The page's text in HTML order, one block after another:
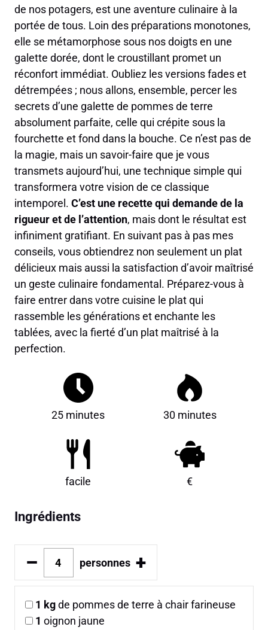
de nos potagers, est une aventure culinaire à la
portée de tous. Loin des préparations monotones,
elle se métamorphose sous nos doigts en une
galette dorée, dont le croustillant promet un
réconfort immédiat. Oubliez les versions fades et
détrempées ; nous allons, ensemble, percer les
secrets d’une galette de pommes de terre
absolument parfaite, celle qui crépite sous la
fourchette et fond dans la bouche. Ce n’est pas de
la magie, mais un savoir-faire que je vous
transmets aujourd’hui, une technique simple qui
transformera votre vision de ce classique
intemporel. C’est une recette qui demande de la
rigueur et de l’attention, mais dont le résultat est
infiniment gratifiant. En suivant pas à pas mes
conseils, vous obtiendrez non seulement un plat
délicieux mais aussi la satisfaction d’avoir maîtrisé
un geste culinaire fondamental. Préparez-vous à
faire entrer dans votre cuisine le plat qui
rassemble les générations et enchante les
tablées, avec la fierté d’un plat maîtrisé à la
perfection.
25 minutes 30 minutes
facile €
Ingrédients
– personnes +
1 kgde pommes de terre à chair farineuse
1 oignon jaune